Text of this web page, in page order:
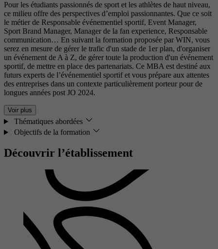
Pour les étudiants passionnés de sport et les athlètes de haut niveau,
ce milieu offre des perspectives d’emploi passionnantes. Que ce soit
le métier de Responsable événementiel sportif, Event Manager,
Sport Brand Manager, Manager de la fan experience, Responsable
communication… En suivant la formation proposée par WIN, vous
serez en mesure de gérer le trafic d'un stade de 1er plan, d'organiser
un événement de A à Z, de gérer toute la production d'un événement
sportif, de mettre en place des partenariats. Ce MBA est destiné aux
futurs experts de l’événementiel sportif et vous prépare aux attentes
des entreprises dans un contexte particulièrement porteur pour de
longues années post JO 2024.
Voir plus
Thématiques abordées
Objectifs de la formation
Découvrir l’établissement